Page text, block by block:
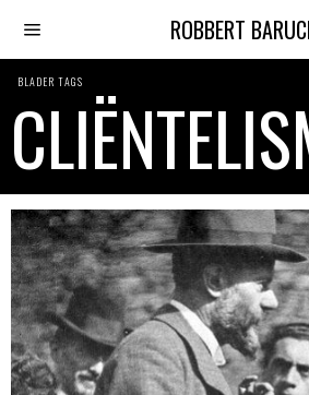
ROBBERT
BLADER TAGS